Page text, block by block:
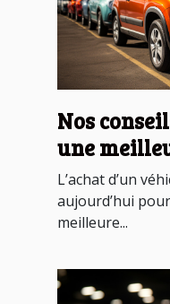
Nos
une
d’occasion
L’achat d’un
aujourd’hui
meilleure...